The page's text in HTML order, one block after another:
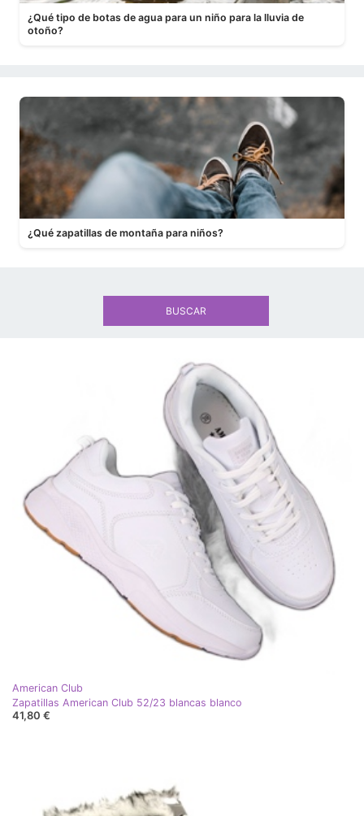
¿Qué tipo de botas de agua para un niño para la lluvia de
otoño?
¿Qué zapatillas de montaña para niños?
American Club
Zapatillas American Club 52/23 blancas blanco
41,80 €
BUSCAR